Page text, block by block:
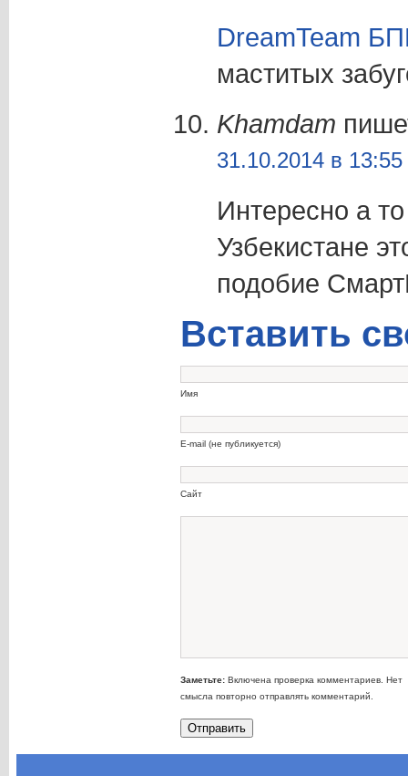
DreamTeam
маститых
Khamdam
31.10.2014 в 13:55
Интересно а
Узбекистане
подобие
Вставить
Имя
E-mail (не публикуется)
Сайт
Заметьте:Включена проверка комментариев. Нет
смысла повторно отправлять комментарий.